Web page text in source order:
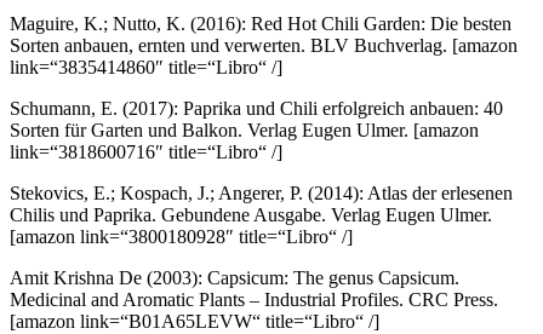
Maguire, K.; Nutto, K. (2016): Red Hot Chili Garden: Die besten
Sorten anbauen, ernten und verwerten. BLV Buchverlag. [amazon
link=“3835414860″ title=“Libro“ /]
Schumann, E. (2017): Paprika und Chili erfolgreich anbauen: 40
Sorten für Garten und Balkon. Verlag Eugen Ulmer. [amazon
link=“3818600716″ title=“Libro“ /]
Stekovics, E.; Kospach, J.; Angerer, P. (2014): Atlas der erlesenen
Chilis und Paprika. Gebundene Ausgabe. Verlag Eugen Ulmer.
[amazon link=“3800180928″ title=“Libro“ /]
Amit Krishna De (2003): Capsicum: The genus Capsicum.
Medicinal and Aromatic Plants – Industrial Profiles. CRC Press.
[amazon link=“B01A65LEVW“ title=“Libro“ /]